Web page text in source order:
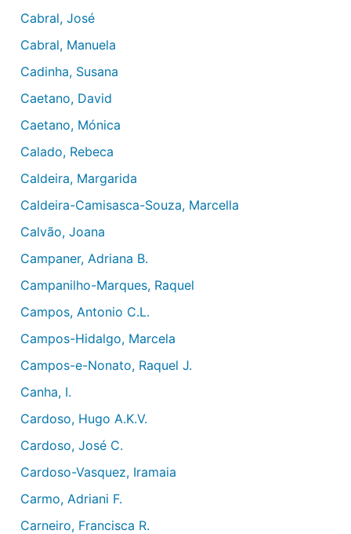
Cabral, José
Cabral, Manuela
Cadinha, Susana
Caetano, David
Caetano, Mónica
Calado, Rebeca
Caldeira, Margarida
Caldeira-Camisasca-Souza, Marcella
Calvão, Joana
Campaner, Adriana B.
Campanilho-Marques, Raquel
Campos, Antonio C.L.
Campos-Hidalgo, Marcela
Campos-e-Nonato, Raquel J.
Canha, I.
Cardoso, Hugo A.K.V.
Cardoso, José C.
Cardoso-Vasquez, Iramaia
Carmo, Adriani F.
Carneiro, Francisca R.